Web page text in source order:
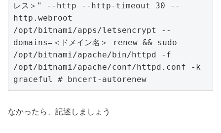
レス＞" --http --http-timeout 30 --
http.webroot
/opt/bitnami/apps/letsencrypt --
domains=＜ドメイン名＞ renew && sudo
/opt/bitnami/apache/bin/httpd -f
/opt/bitnami/apache/conf/httpd.conf -k
graceful # bncert-autorenew
なかったら、記述しましょう